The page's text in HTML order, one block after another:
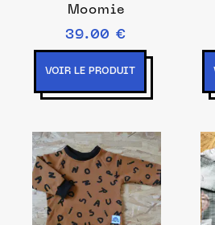
Moomie
39.00 €
VOIR LE PRODUIT